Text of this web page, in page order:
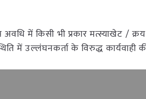
में किसी भी प्रकार मत्स्याखेट /
में उल्लंघनकर्ता के विरुद्ध कार्यवाही